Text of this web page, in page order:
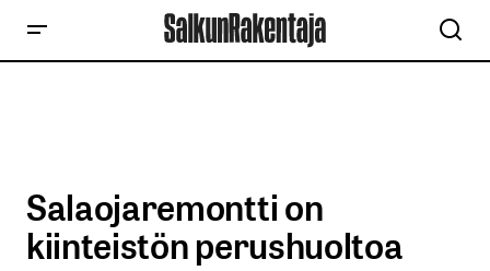
Salaojaremontti on
kiinteistön perushuoltoa